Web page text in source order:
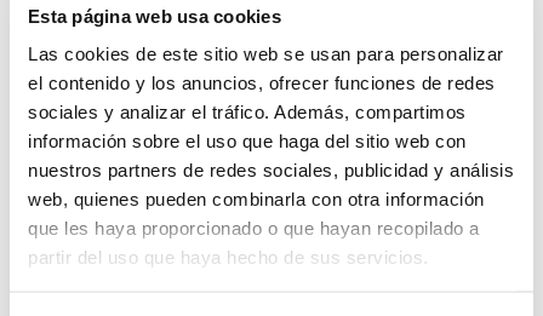
Esta página web usa cookies
Las cookies de este sitio web se usan para personalizar
el contenido y los anuncios, ofrecer funciones de redes
sociales y analizar el tráfico. Además, compartimos
información sobre el uso que haga del sitio web con
nuestros partners de redes sociales, publicidad y análisis
web, quienes pueden combinarla con otra información
que les haya proporcionado o que hayan recopilado a
partir del uso que haya hecho de sus servicios.
equipos se medirán entre sí en un formato
de todos contra todos. Los encuentros se
emitirán en directo a través de
EsportViu (la plataforma de la Asociación
de Federaciones Deportivas de la
Comunitat Valenciana) y delCanal YouTube
FBCV. Además,la estadística completa